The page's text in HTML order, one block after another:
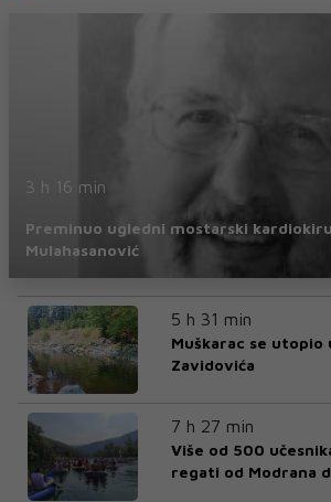
3 h 16 min
Preminuo ugledni mostarski
Mulahasanović
5 h 31 min
Muškarac se
Zavidovića
7 h 27 min
Više od 500
regati od Modrana